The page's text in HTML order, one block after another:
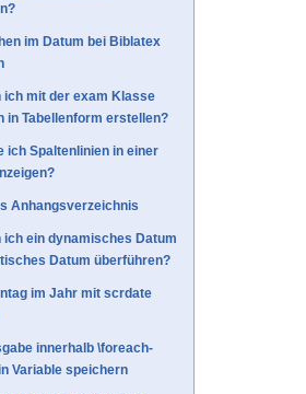
im Datum bei Biblatex
ich mit der exam Klasse
in Tabellenform erstellen?
ich Spaltenlinien in einer
Anhangsverzeichnis
ich ein dynamisches Datum
Datum überführen?
im Jahr mit scrdate
innerhalb \foreach-
Variable speichern